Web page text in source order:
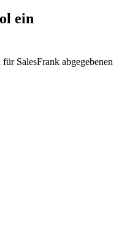
ein
SalesFrank abgegebenen